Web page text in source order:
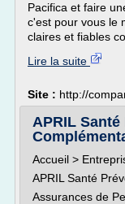
Pacifica et faire
c'est pour vous le
claires et fiables
Lire la suite
Site : http://
APRIL
Accueil >
APRIL Santé
Assurances de